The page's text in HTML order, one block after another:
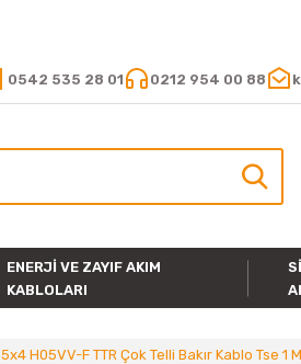
0542 535 28 01 0212 954 00 88
ENERJI VE ZAYIF AKIM
KABLOLARI
5x4 H05VV-F TTR Çok Telli Bakır Kablo Tse 1